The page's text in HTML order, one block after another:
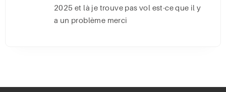
2025 et là je trouve pas vol est-ce que il y
a un problème merci